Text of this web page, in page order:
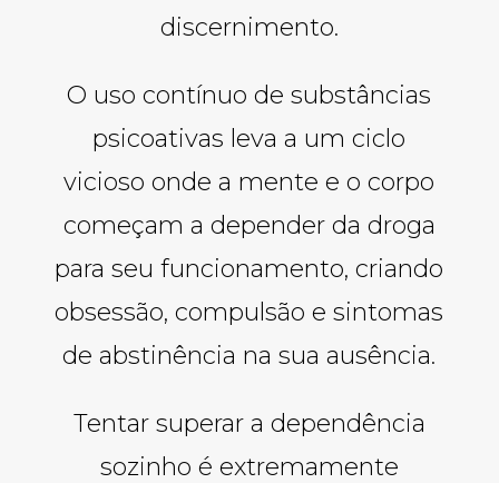
discernimento.
O uso contínuo de substâncias
psicoativas leva a um ciclo
vicioso onde a mente e o corpo
começam a depender da droga
para seu funcionamento, criando
obsessão, compulsão e sintomas
de abstinência na sua ausência.
Tentar superar a dependência
sozinho é extremamente